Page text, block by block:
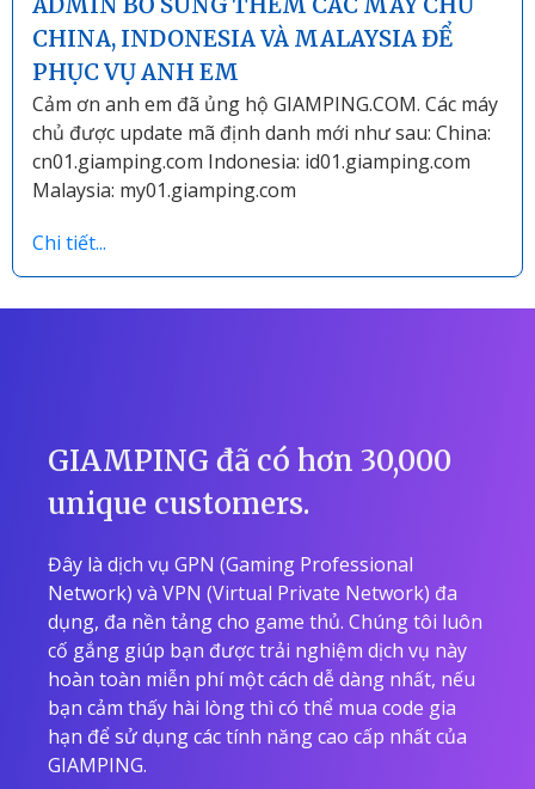
CHINA, INDONESIA VÀ MALAYSIA ĐỂ
PHỤC VỤ ANH EM
Cảm ơn anh em đã ủng hộ GIAMPING.COM. Các máy
chủ được update mã định danh mới như sau: China:
cn01.giamping.com Indonesia: id01.giamping.com
Malaysia: my01.giamping.com
Chi tiết...
GIAMPING đã có hơn 30,000
unique customers.
Đây là dịch vụ GPN (Gaming Professional
Network) và VPN (Virtual Private Network) đa
dụng, đa nền tảng cho game thủ. Chúng tôi luôn
cố gắng giúp bạn được trải nghiệm dịch vụ này
hoàn toàn miễn phí một cách dễ dàng nhất, nếu
bạn cảm thấy hài lòng thì có thể mua code gia
hạn để sử dụng các tính năng cao cấp nhất của
GIAMPING.